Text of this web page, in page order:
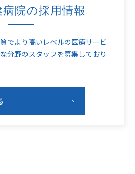
院の採用情報
でより高いレベルの医療サービ
分野のスタッフを募集しており